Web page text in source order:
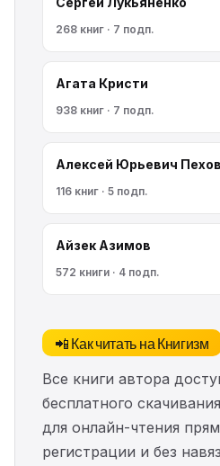
268 книг · 7 подп.
Агата Кристи
938 книг · 7 подп.
Алексей Юрьевич Пехов
116 книг · 5 подп.
Айзек Азимов
572 книги · 4 подп.
📲 Как читать на Книгизм
Все книги автора
бесплатного
для онлайн-чтения
регистрации и без